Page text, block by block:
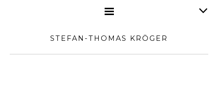
STEFAN-THOMAS KRÖGER